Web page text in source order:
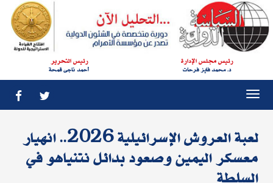
رئيس مجلس الإدارة
د. محمد فايز فرحات
رئيس التحرير
أحمد ناجى قمحة
لعبة العروش الإسرائيلية 2026.. انهيار
معسكر اليمين وصعود بدائل نتنياهو في
السلطة